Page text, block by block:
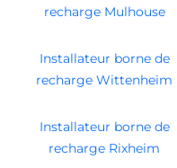
recharge Mulhouse
Installateur borne de
recharge Wittenheim
Installateur borne de
recharge Rixheim